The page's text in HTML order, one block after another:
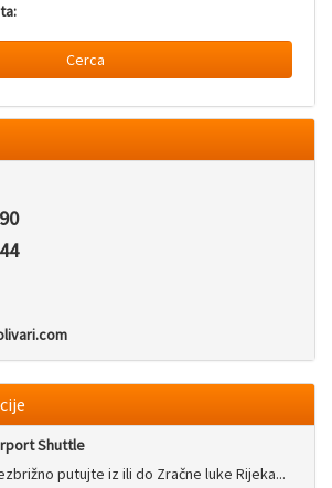
Cerca
Shuttle
putujte iz ili do Zračne luke Rijeka...